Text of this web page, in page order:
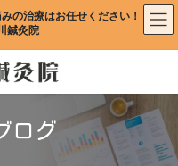
の治療はお任せください！
鍼灸院
ログ